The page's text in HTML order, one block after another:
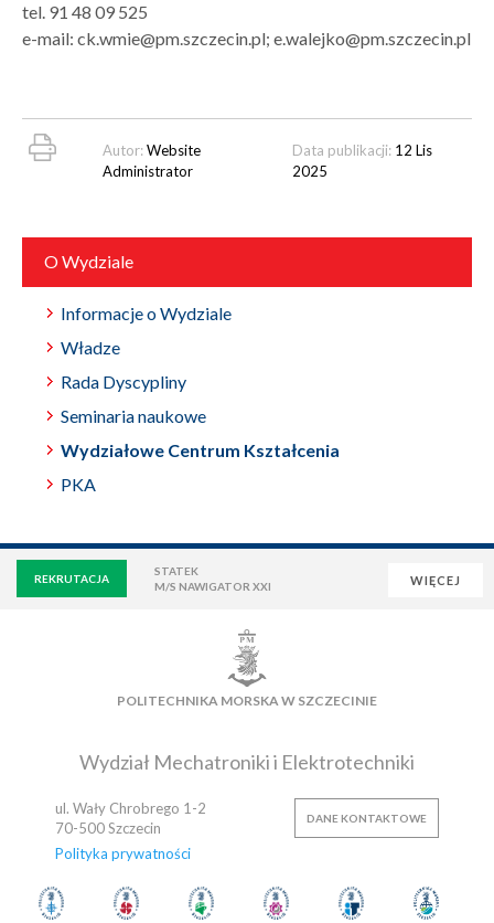
O Wydziale
Informacje o Wydziale
Władze
Rada Dyscypliny
Seminaria naukowe
Wydziałowe Centrum Kształcenia
PKA
tel. 91 48 09 525
e-mail: ck.wmie@pm.szczecin.pl; e.walejko@pm.szczecin.pl
Autor:Website
Administrator
Data publikacji: 12 Lis
2025
WIĘCEJ
REKRUTACJA
STATEK
M/S NAWIGATOR XXI
NAUKOWA BAZA DANYCH
OSIEDLE AKADEMICKIE PŁYWALNIA KLUB AZS
POLITECHNIKA MORSKA W SZCZECINIE
Wydział Mechatroniki i Elektrotechniki
ul. Wały Chrobrego 1-2
70-500Szczecin
Polityka prywatności
DANE KONTAKTOWE